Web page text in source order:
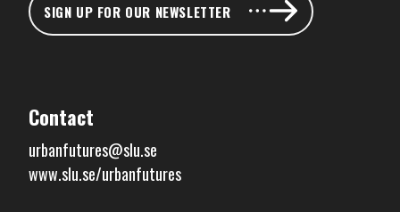
SIGN UP FOR OUR NEWSLETTER
Contact
urbanfutures@slu.se
www.slu.se/urbanfutures